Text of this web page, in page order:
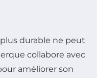
durable ne peut
collabore avec
améliorer son